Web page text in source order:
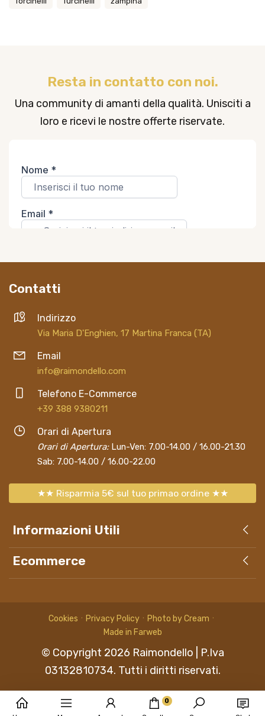
0
Resta in contatto con noi.
Una community di amanti della qualità. Unisciti a
loro e ricevi le nostre offerte riservate.
Contatti
Indirizzo
Via Maria D'Enghien, 17 Martina Franca (TA)
Email
info@raimondello.com
Telefono E-Commerce
+39 388 9380211
Orari di Apertura
Orari di Apertura:Lun-Ven: 7.00-14.00 / 16.00-21.30
Sab: 7.00-14.00 / 16.00-22.00
★★ Risparmia 5€ sul tuo primao ordine ★★
Informazioni Utili
Ecommerce
Cookies Privacy Policy
Photo by Cream
Made in Farweb
© Copyright 2026 Raimondello | P.Iva
03132810734. Tutti i diritti riservati.